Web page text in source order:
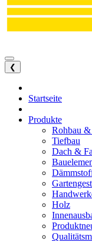
❮
Startseite
Produkte
Rohbau
Tiefbau
Dach &
Holz